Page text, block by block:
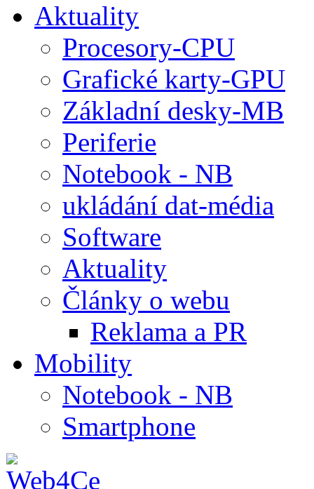
Aktuality
Procesory-CPU
Grafické karty-GPU
Základní desky-MB
Periferie
Notebook - NB
ukládání dat-média
Software
Aktuality
Články o webu
Reklama a PR
Mobility
Notebook - NB
Smartphone